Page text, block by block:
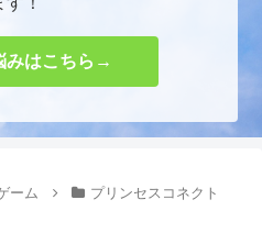
みはこちら→
ーム
プリンセスコネクト